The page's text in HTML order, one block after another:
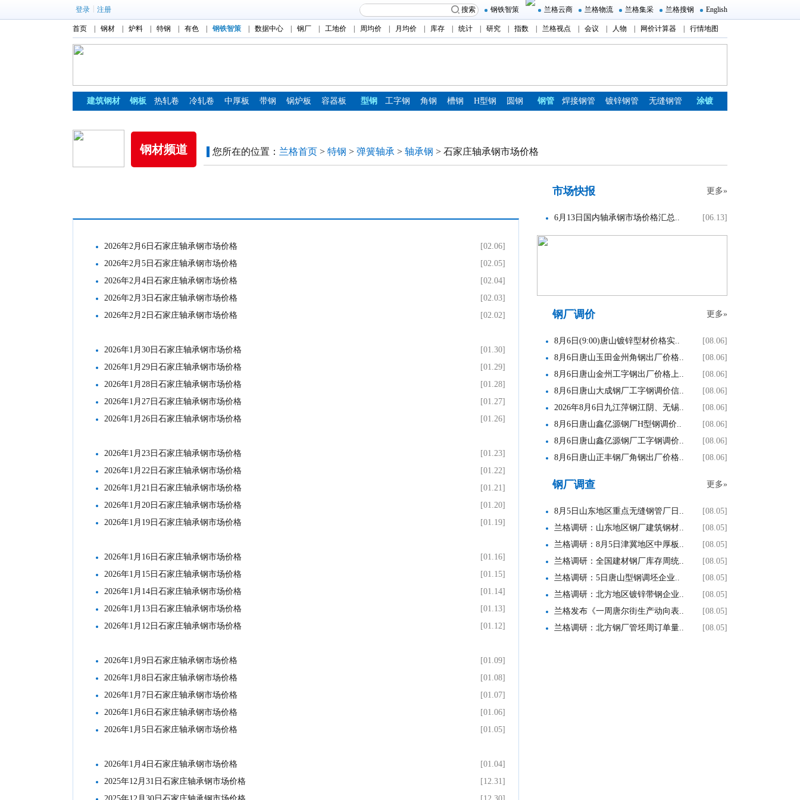
登录 注册 搜索 钢铁智策 兰格云商 兰格物流 兰格集采 兰格搜钢 English
首页 钢材 炉料 特钢 有色 钢铁智策 数据中心 钢厂 工地价 周均价 月均价 库存 统计 研究 指数 兰格视点 会议 人物 网价计算器 行情地图
建筑钢材 钢板 热轧卷 冷轧卷 中厚板 带钢 锅炉板 容器板 型钢 工字钢 角钢 槽钢 H型钢 圆钢 钢管 焊接钢管 镀锌钢管 无缝钢管 涂镀
钢材频道 您所在的位置： 兰格首页 > 特钢 > 弹簧轴承 > 轴承钢 > 石家庄轴承钢市场价格
[02.06]
2026年2月6日石家庄轴承钢市场价格
[02.05]
2026年2月5日石家庄轴承钢市场价格
[02.04]
2026年2月4日石家庄轴承钢市场价格
[02.03]
2026年2月3日石家庄轴承钢市场价格
[02.02]
2026年2月2日石家庄轴承钢市场价格
[01.30]
2026年1月30日石家庄轴承钢市场价格
[01.29]
2026年1月29日石家庄轴承钢市场价格
[01.28]
2026年1月28日石家庄轴承钢市场价格
[01.27]
2026年1月27日石家庄轴承钢市场价格
[01.26]
2026年1月26日石家庄轴承钢市场价格
[01.23]
2026年1月23日石家庄轴承钢市场价格
[01.22]
2026年1月22日石家庄轴承钢市场价格
[01.21]
2026年1月21日石家庄轴承钢市场价格
[01.20]
2026年1月20日石家庄轴承钢市场价格
[01.19]
2026年1月19日石家庄轴承钢市场价格
[01.16]
2026年1月16日石家庄轴承钢市场价格
[01.15]
2026年1月15日石家庄轴承钢市场价格
[01.14]
2026年1月14日石家庄轴承钢市场价格
[01.13]
2026年1月13日石家庄轴承钢市场价格
[01.12]
2026年1月12日石家庄轴承钢市场价格
[01.09]
2026年1月9日石家庄轴承钢市场价格
[01.08]
2026年1月8日石家庄轴承钢市场价格
[01.07]
2026年1月7日石家庄轴承钢市场价格
[01.06]
2026年1月6日石家庄轴承钢市场价格
[01.05]
2026年1月5日石家庄轴承钢市场价格
[01.04]
2026年1月4日石家庄轴承钢市场价格
[12.31]
2025年12月31日石家庄轴承钢市场价格
更多»
市场快报
[06.13]
6月13日国内轴承钢市场价格汇总..
更多»
钢厂调价
[08.06]
8月6日(9:00)唐山镀锌型材价格实..
[08.06]
8月6日唐山玉田金州角钢出厂价格..
[08.06]
8月6日唐山金州工字钢出厂价格上..
[08.06]
8月6日唐山大成钢厂工字钢调价信..
[08.06]
2026年8月6日九江萍钢江阴、无锡..
[08.06]
8月6日唐山鑫亿源钢厂H型钢调价..
[08.06]
8月6日唐山鑫亿源钢厂工字钢调价..
[08.06]
8月6日唐山正丰钢厂角钢出厂价格..
更多»
钢厂调查
[08.05]
8月5日山东地区重点无缝钢管厂日..
[08.05]
兰格调研：山东地区钢厂建筑钢材..
[08.05]
兰格调研：8月5日津冀地区中厚板..
[08.05]
兰格调研：全国建材钢厂库存周统..
[08.05]
兰格调研：5日唐山型钢调坯企业..
[08.05]
兰格调研：北方地区镀锌带钢企业..
[08.05]
兰格发布《一周唐尔街生产动向表..
[08.05]
兰格调研：北方钢厂管坯周订单量..